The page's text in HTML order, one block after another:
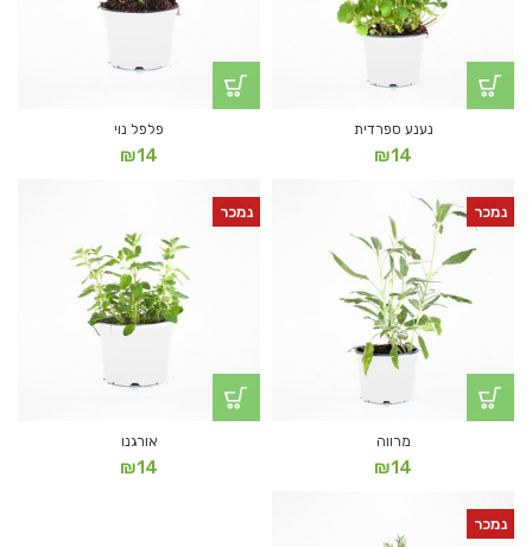
נענע ספרדית
₪14
פלפל נוי
₪14
נמכר
מרווה
₪14
נמכר
אורגנו
₪14
נמכר